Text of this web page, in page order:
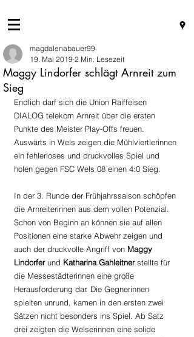
Maggy Lindorfer schlägt Arnreit zum
Sieg
magdalenabauer99
19. Mai 2019 2 Min. Lesezeit
Endlich darf sich die Union Raiffeisen
DIALOG telekom Arnreit über die ersten
Punkte des Meister Play-Offs freuen.
Auswärts in Wels zeigen die Mühlviertlerinnen
ein fehlerloses und druckvolles Spiel und
holen gegen FSC Wels 08 einen 4:0 Sieg.
In der 3. Runde der Frühjahrssaison schöpfen
die Arnreiterinnen aus dem vollen Potenzial.
Schon von Beginn an können sie auf allen
Positionen eine starke Abwehr zeigen und
auch der druckvolle Angriff von Maggy
Lindorfer und Katharina Gahleitner stellte für
die Messestädterinnen eine große
Herausforderung dar. Die Gegnerinnen
spielten unrund, kamen in den ersten zwei
Sätzen nicht besonders ins Spiel. Ab Satz
drei zeigten die Welserinnen eine solide